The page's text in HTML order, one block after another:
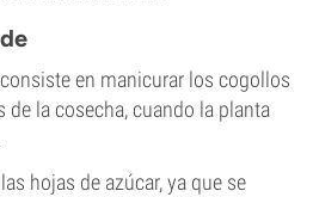
en manicurar los cogollos
de la cosecha, cuando la planta
hojas de azúcar, ya que se